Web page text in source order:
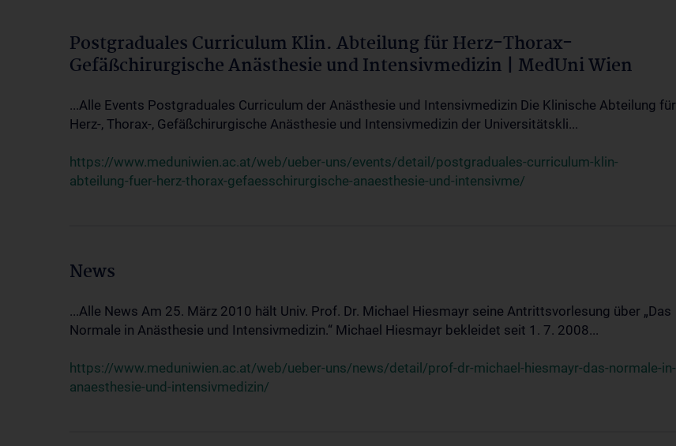
Postgraduales Curriculum Klin. Abteilung für Herz-Thorax-
Gefäßchirurgische Anästhesie und Intensivmedizin | MedUni Wien
...Alle Events Postgraduales Curriculum der Anästhesie und Intensivmedizin Die Klinische Abteilung für
Herz-, Thorax-, Gefäßchirurgische Anästhesie und Intensivmedizin der Universitätskli...
https://www.meduniwien.ac.at/web/ueber-uns/events/detail/postgraduales-curriculum-klin-
abteilung-fuer-herz-thorax-gefaesschirurgische-anaesthesie-und-intensivme/
News
...Alle News Am 25. März 2010 hält Univ. Prof. Dr. Michael Hiesmayr seine Antrittsvorlesung über „Das
Normale in Anästhesie und Intensivmedizin.“ Michael Hiesmayr bekleidet seit 1. 7. 2008...
https://www.meduniwien.ac.at/web/ueber-uns/news/detail/prof-dr-michael-hiesmayr-das-normale-in-
anaesthesie-und-intensivmedizin/